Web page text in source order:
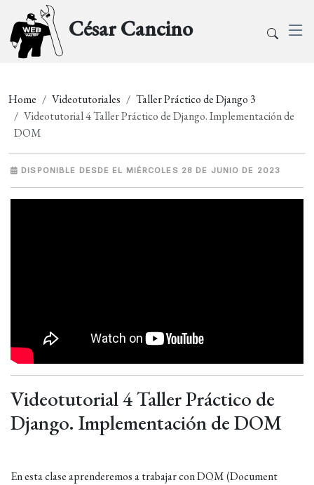
César Cancino
Home Videotutoriales
Taller Práctico de Django 3
Videotutorial 4 Taller Práctico de Django. Implementación de
DOM
DISPONIBLE DESDE EL MIÉRCOLES 28 DE JUNIO DE 2023
Videotutorial 4 Taller Práctico de
Django. Implementación de DOM
En esta clase aprenderemos a trabajar con DOM (Document